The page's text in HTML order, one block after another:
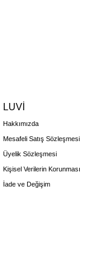
LUVİ
Hakkımızda
Mesafeli Satış Sözleşmesi
Üyelik Sözleşmesi
Kişisel Verilerin Korunması
İade ve Değişim